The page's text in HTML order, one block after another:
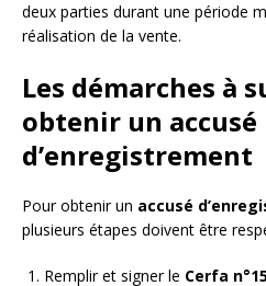
deux parties durant une période
réalisation de la vente.
Les démarches à
obtenir un accusé
d’enregistrement
Pour obtenir un accusé
plusieurs étapes doivent être
Remplir et signer le Cerfa